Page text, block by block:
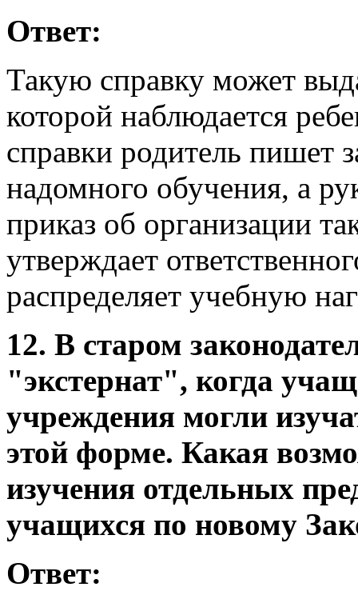
Ответ:
Такую справку может
которой наблюдается
справки родитель пишет
надомного обучения, а
приказ об организации
утверждает
распределяет учебную
12. В старом
"экстернат", когда
учреждения могли
этой форме. Какая
изучения отдельных
учащихся по новому
Ответ: